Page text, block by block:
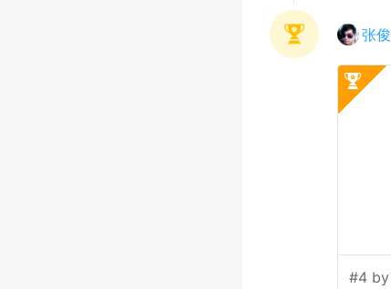
张俊
#4 by